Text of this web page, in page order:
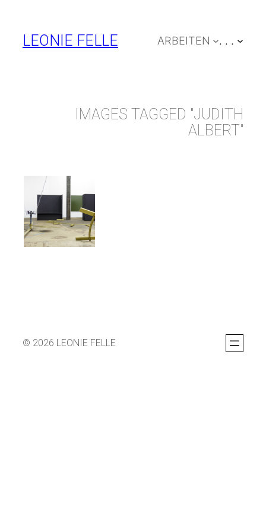
Inhalt
springen
LEONIE FELLE ARBEITEN . . .
IMAGES TAGGED "JUDITH
ALBERT"
© 2026 LEONIE FELLE